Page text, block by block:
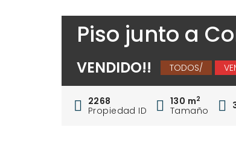
Piso junto a
VENDIDO!! TODOS/
2268
Propiedad ID
130 m2
Tamaño